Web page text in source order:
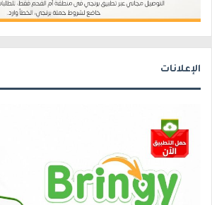
الإعلانات